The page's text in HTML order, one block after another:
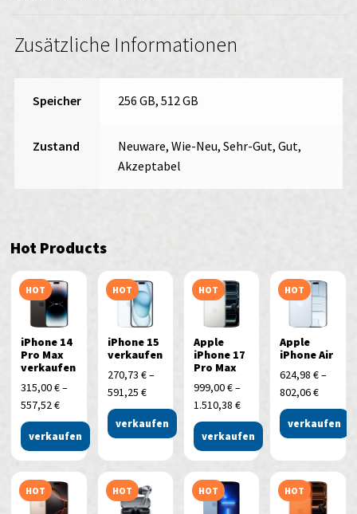
Zusätzliche Informationen
Speicher 256 GB, 512 GB
Zustand
Neuware, Wie-Neu, Sehr-Gut, Gut,
Akzeptabel
Hot Products
HOT
iPhone 14
Pro Max
verkaufen
315,00€–
557,52€
verkaufen
HOT
iPhone 15
verkaufen
270,73 €–
591,25 €
verkaufen
HOT
Apple
iPhone 17
Pro Max
999,00€–
1.510,38 €
verkaufen
HOT
Apple
iPhone Air
624,98€–
802,06€
verkaufen
HOT HOT HOT HOT